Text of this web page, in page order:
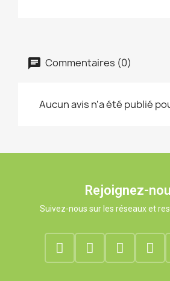
Commentaires (0)
Aucun avis n'a été publié
Rejoignez-
Suivez-nous sur les réseaux et